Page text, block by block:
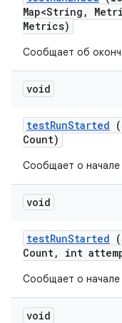
Map<String ,
Metrics)
Сообщает об
void
testRunStarted
Count)
Сообщает о начале
void
testRunStarted
Count, int
Сообщает о начале
void